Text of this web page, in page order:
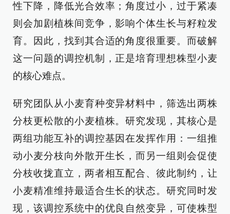
性下降，降低光合效率；角度过小，过于紧凑
则会加剧植株间竞争，影响个体生长与籽粒发
育。因此，找到其合适的角度很重要。而破解
这一问题的调控机制，正是培育理想株型小麦
的核心难点。
研究团队从小麦育种变异材料中，筛选出两株
分枝更松散的小麦植株。研究发现，其核心是
两组功能互补的调控基因在发挥作用：一组推
动小麦分枝向外散开生长，而另一组则会促使
分枝收拢直立，两者相互配合、彼此制约，让
小麦精准维持最适合生长的状态。研究同时发
现，该调控系统中的优良自然变异，可使株型